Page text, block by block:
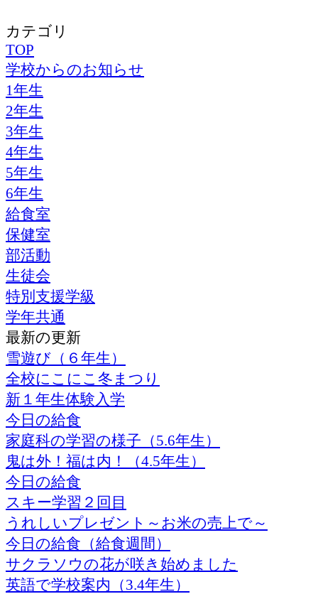
カテゴリ
TOP
学校からのお知らせ
1年生
2年生
3年生
4年生
5年生
6年生
給食室
保健室
部活動
生徒会
特別支援学級
学年共通
最新の更新
雪遊び（６年生）
全校にこにこ冬まつり
新１年生体験入学
今日の給食
家庭科の学習の様子（5.6年生）
鬼は外！福は内！（4.5年生）
今日の給食
スキー学習２回目
うれしいプレゼント～お米の売上で～
今日の給食（給食週間）
サクラソウの花が咲き始めました
英語で学校案内（3.4年生）